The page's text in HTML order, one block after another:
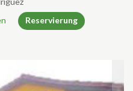
Reservierung